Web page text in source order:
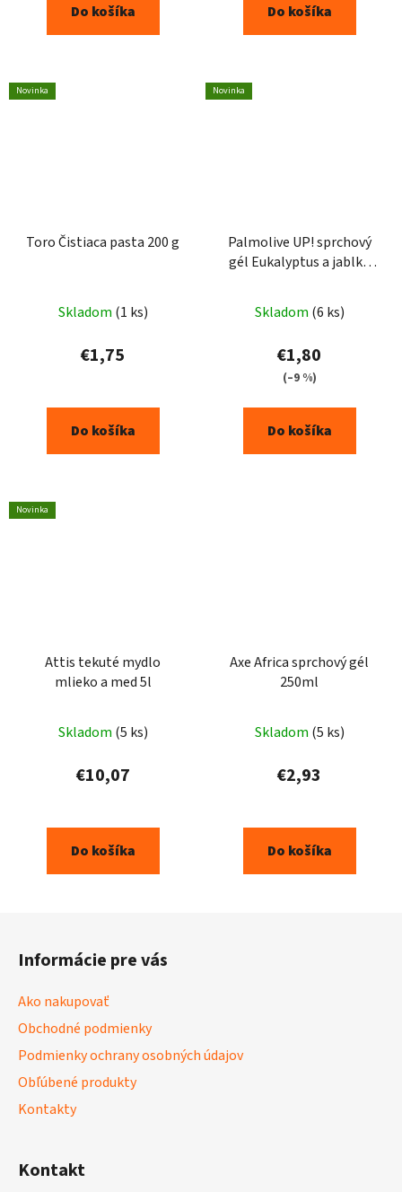
Do košíka Do košíka
Novinka
Toro Čistiaca pasta 200 g
Skladom (1 ks)
€1,75
Do košíka
Novinka
Palmolive UP! sprchový
gél Eukalyptus a jablko
Skladom (6 ks)
€1,80
(–9 %)
Do košíka
Novinka
Attis tekuté mydlo
mlieko a med 5l
Skladom (5 ks)
€10,07
Do košíka
Axe Africa sprchový gél
250ml
Skladom (5 ks)
€2,93
Do košíka
Informácie pre vás
Ako nakupovať
Obchodné podmienky
Podmienky ochrany osobných údajov
Obľúbené produkty
Kontakty
Kontakt